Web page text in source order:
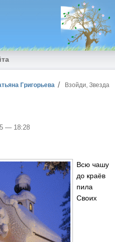
Григорьева Взойди, Звезда
— 18:28
Всю чашу
до краёв
пила
Своих